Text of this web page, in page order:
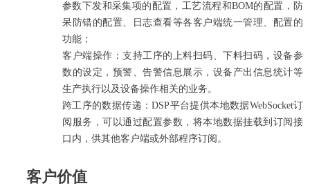
参数下发和采集项的配置，工艺流程和BOM的配置，防
呆防错的配置、日志查看等各客户端统一管理、配置的
功能；
客户端操作：支持工序的上料扫码、下料扫码，设备参
数的设定，预警、告警信息展示，设备产出信息统计等
生产执行以及设备操作相关的业务。
跨工序的数据传递：DSP平台提供本地数据WebSocket订
阅服务，可以通过配置参数，将本地数据挂载到订阅接
口内，供其他客户端或外部程序订阅。
客户价值